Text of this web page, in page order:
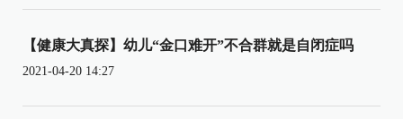
【健康大真探】幼儿“金口难开”不合群就是自闭症吗
2021-04-20 14:27